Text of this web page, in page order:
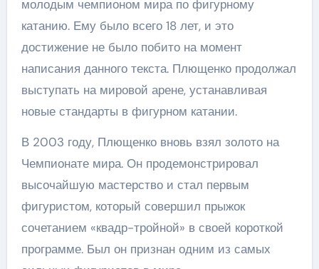
молодым чемпионом мира по фигурному
катанию. Ему было всего 18 лет, и это
достижение не было побито на момент
написания данного текста. Плющенко продолжал
выступать на мировой арене, устанавливая
новые стандарты в фигурном катании.
В 2003 году, Плющенко вновь взял золото на
Чемпионате мира. Он продемонстрировал
высочайшую мастерство и стал первым
фигуристом, который совершил прыжок
сочетанием «квадр-тройной» в своей короткой
программе. Был он признан одним из самых